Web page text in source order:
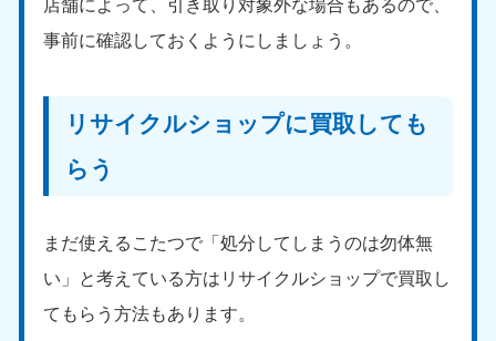
店舗によって、引き取り対象外な場合もあるので、
事前に確認しておくようにしましょう。
リサイクルショップに買取しても
らう
まだ使えるこたつで「処分してしまうのは勿体無
い」と考えている方はリサイクルショップで買取し
てもらう方法もあります。